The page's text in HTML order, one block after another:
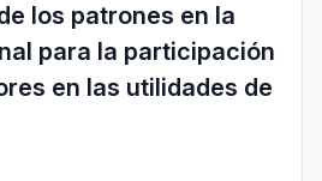
los patrones en la
para la participación
en las utilidades de